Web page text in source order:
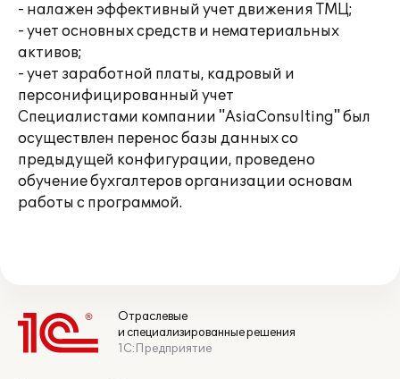
- налажен эффективный учет движения ТМЦ;
- учет основных средств и нематериальных
активов;
- учет заработной платы, кадровый и
персонифицированный учет
Специалистами компании "AsiaConsulting" был
осуществлен перенос базы данных со
предыдущей конфигурации, проведено
обучение бухгалтеров организации основам
работы с программой.
Отраслевые
и специализированные решения
1С:Предприятие